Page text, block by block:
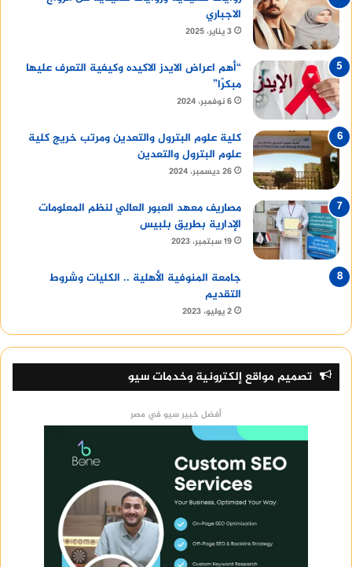
الاجباري
3 يناير، 2025
“أهم اعراض الايدز الاكيده وكيفية التعرف عليها
مبكرًا”
6 نوفمبر، 2024
كلية علوم البترول والتعدين ومرتب خريج كلية
علوم البترول والتعدين
26 ديسمبر، 2024
مصاريف معهد العبور العالي لنظم المعلومات
الإدارية بطريق بلبيس
19 سبتمبر، 2023
جامعة المنوفية الأهلية .. الكليات وشروط
التقديم
2 يوليو، 2023
تصميم مواقع إلكترونية وخدمات سيو
أفضل خبير سيو في مصر